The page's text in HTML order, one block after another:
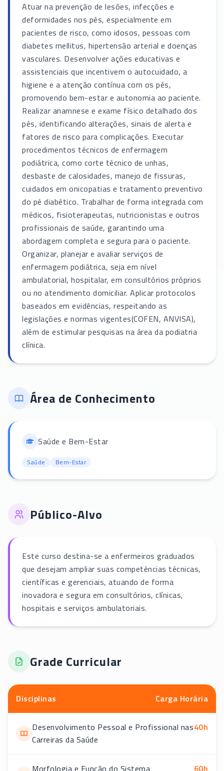
Atuar na prevenção de lesões, infecções e
deformidades nos pés, especialmente em
pacientes de risco, como idosos, pessoas com
diabetes mellitus, hipertensão arterial e doenças
vasculares. Desenvolver ações educativas e
assistenciais que incentivem o autocuidado, a
higiene e a atenção contínua com os pés,
promovendo bem-estar e autonomia ao paciente.
Realizar anamnese e exame físico detalhado dos
pés, identificando alterações, sinais de alerta e
fatores de risco para complicações. Executar
procedimentos técnicos de enfermagem
podiátrica, como corte técnico de unhas,
desbaste de calosidades, manejo de fissuras,
cuidados em onicopatias e tratamento preventivo
do pé diabético. Trabalhar de forma integrada com
médicos, fisioterapeutas, nutricionistas e outros
profissionais de saúde, garantindo uma
abordagem completa e segura para o paciente.
Organizar, planejar e avaliar serviços de
enfermagem podiátrica, seja em nível
ambulatorial, hospitalar, em consultórios próprios
ou no atendimento domiciliar. Aplicar protocolos
baseados em evidências, respeitando as
legislações e normas vigentes(COFEN, ANVISA),
além de estimular pesquisas na área da podiatria
clínica.
Área de Conhecimento
Saúde e Bem-Estar
Saúde Bem-Estar
Público-Alvo
Este curso destina-se a enfermeiros graduados
que desejam ampliar suas competências técnicas,
científicas e gerenciais, atuando de forma
inovadora e segura em consultórios, clínicas,
hospitais e serviços ambulatoriais.
Grade Curricular
Disciplinas Carga Horária
Desenvolvimento Pessoal e Profissional nas
Carreiras da Saúde
40h